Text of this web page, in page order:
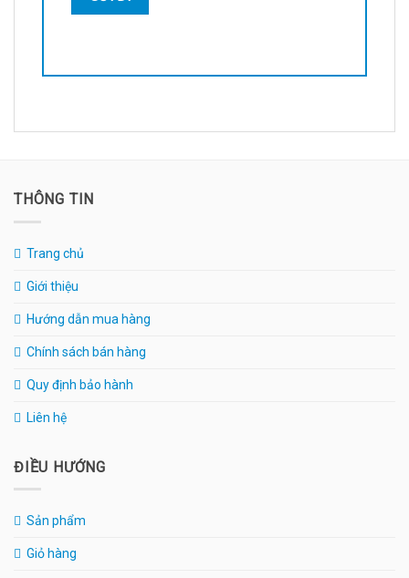
THÔNG TIN
Trang chủ
Giới thiệu
Hướng dẫn mua hàng
Chính sách bán hàng
Quy định bảo hành
Liên hệ
ĐIỀU HƯỚNG
Sản phẩm
Giỏ hàng